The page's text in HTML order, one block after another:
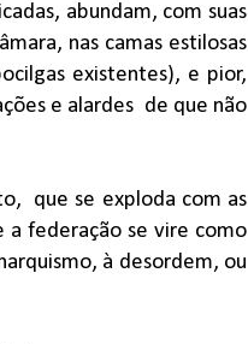
abundam, com suas
nas camas estilosas
existentes), e pior,
e alardes de que não
que se exploda com as
a federação se vire como
à desordem, ou